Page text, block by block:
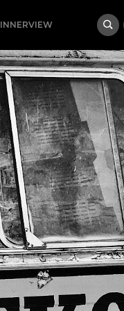
INNERVIEW